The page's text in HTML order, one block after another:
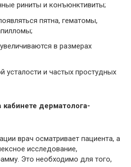
риниты и конъюнктивиты;
пятна, гематомы,
в размерах
усталости и частых простудных
дерматолога-
врач осматривает пациента, а
исследование,
Это необходимо для того,